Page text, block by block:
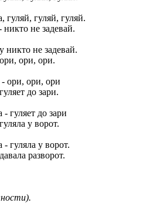
гуляй, гуляй.
не задевай.
не задевай.
ори, ори.
ори, ори, ори
до зари.
гуляет до зари
у ворот.
гуляла у ворот.
разворот.